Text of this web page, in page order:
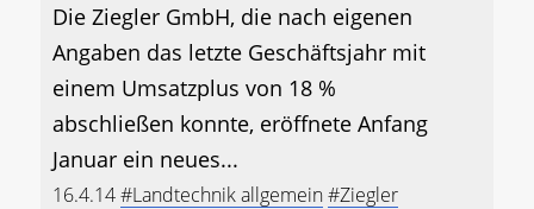
Die Ziegler GmbH, die nach eigenen
Angaben das letzte Geschäftsjahr mit
einem Umsatzplus von 18 %
abschließen konnte, eröffnete Anfang
Januar ein neues...
16.4.14#Landtechnik allgemein#Ziegler